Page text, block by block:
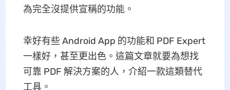
為完全沒提供宣稱的功能。
幸好有些 Android App 的功能和 PDF Expert
一樣好，甚至更出色。這篇文章就要為想找
可靠 PDF 解決方案的人，介紹一款這類替代
工具。